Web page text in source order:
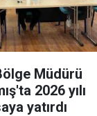
Müdürü
2026 yılı
yatırdı